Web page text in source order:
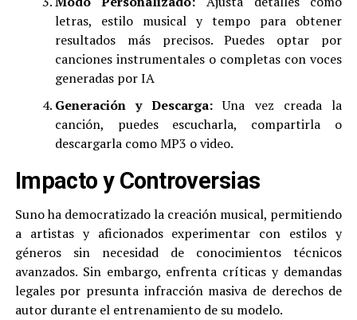
letras, estilo musical y tempo para obtener
resultados más precisos. Puedes optar por
canciones instrumentales o completas con voces
generadas por IA
Generación y Descarga: Una vez creada la
canción, puedes escucharla, compartirla o
descargarla como MP3 o video.
Impacto y Controversias
Suno ha democratizado la creación musical, permitiendo
a artistas y aficionados experimentar con estilos y
géneros sin necesidad de conocimientos técnicos
avanzados. Sin embargo, enfrenta críticas y demandas
legales por presunta infracción masiva de derechos de
autor durante el entrenamiento de su modelo.